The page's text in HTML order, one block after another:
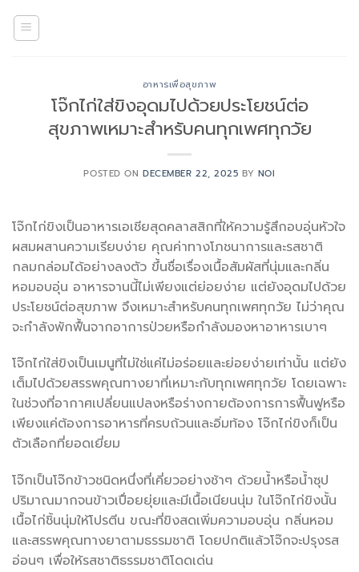
อาหารเพื่อสุขภาพ
โจ๊กไก่ใส่ขิงอุดมไปด้วยประโยชน์ต่อ
สุขภาพเหมาะสำหรับคนทุกเพศทุกวัย
POSTED ONDECEMBER 22, 2025 BY NOI
โจ๊กไก่ขิงเป็นอาหารเอเชียสุดคลาสสิกที่ให้ความรู้สึกอบอุ่นหัวใจ
ผสมผสานความเรียบง่าย คุณค่าทางโภชนาการและรสชาติ
กลมกล่อมได้อย่างลงตัว ขึ้นชื่อเรื่องเนื้อสัมผัสที่นุ่มและกลิ่น
หอมอบอุ่น อาหารจานนี้ไม่เพียงแต่ย่อยง่าย แต่ยังอุดมไปด้วย
ประโยชน์ต่อสุขภาพ จึงเหมาะสำหรับคนทุกเพศทุกวัย ไม่ว่าคุณ
จะกำลังพักฟื้นจากอาการป่วยหรือกำลังมองหาอาหารเบาๆ
โจ๊กไก่ใส่ขิงเป็นเมนูที่ไม่ใช่แค่ไม่อร่อยและย่อยง่ายเท่านั้น แต่ยัง
เต็มไปด้วยสรรพคุณทางยาที่เหมาะกับทุกเพศทุกวัย โดยเฉพาะ
ในช่วงที่อากาศเปลี่ยนแปลงหรือร่างกายต้องการการฟื้นฟูหรือ
เพียงแค่ต้องการอาหารที่ครบถ้วนและอิ่มท้อง โจ๊กไก่ขิงก็เป็น
ตัวเลือกที่ยอดเยี่ยม
โจ๊กเป็นโจ๊กข้าวชนิดหนึ่งที่เคี่ยวอย่างช้าๆ ด้วยน้ำหรือน้ำซุป
ปริมาณมากจนข้าวเปื่อยยุ่ยและมีเนื้อเนียนนุ่ม ในโจ๊กไก่ขิงนั้น
เนื้อไก่ชิ้นนุ่มให้โปรตีน ขณะที่ขิงสดเพิ่มความอบอุ่น กลิ่นหอม
และสรรพคุณทางยาตามธรรมชาติ โดยปกติแล้วโจ๊กจะปรุงรส
อ่อนๆ เพื่อให้รสชาติธรรมชาติโดดเด่น